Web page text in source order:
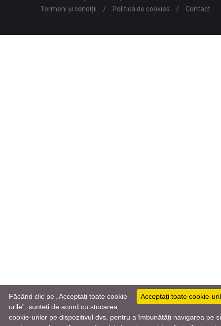
Română
Termeni și condiții
/ Politica de cookies / Contact
Acceptați toate cookie-
Făcând clic pe „Acceptați toate cookie-
urile”, sunteți de acord cu stocarea
cookie-urilor pe dispozitivul dvs. pentru a îmbunătăți navigarea pe